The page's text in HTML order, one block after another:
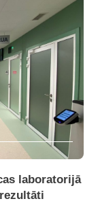
laboratorijā